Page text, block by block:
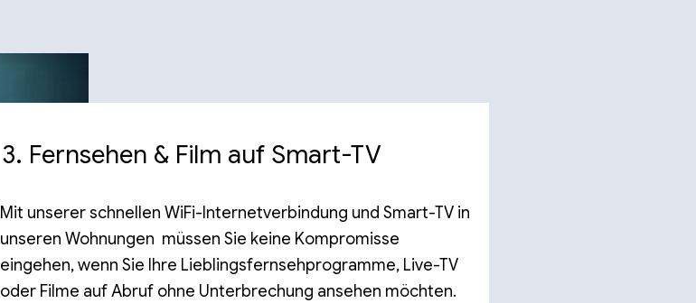
3. Fernsehen & Film auf Smart-TV
Mit unserer schnellen WiFi-Internetverbindung und Smart-TV in
unseren Wohnungen müssen Sie keine Kompromisse
eingehen, wenn Sie Ihre Lieblingsfernsehprogramme, Live-TV
oder Filme auf Abruf ohne Unterbrechung ansehen möchten.